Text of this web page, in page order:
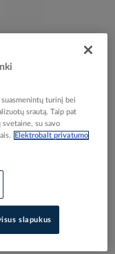
Glax Mini
pamatyti kainas
turinį bei
srautą. Taip pat
svetaine, su savo
Elektrobalt privatumo
slapukus